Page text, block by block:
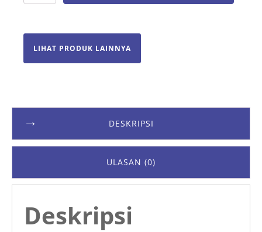
LIHAT PRODUK LAINNYA
DESKRIPSI
ULASAN (0)
Deskripsi